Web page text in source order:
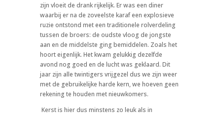
zijn vloeit de drank rijkelijk. Er was een diner
waarbij er na de zoveelste karaf een explosieve
ruzie ontstond met een traditionele rolverdeling
tussen de broers: de oudste vloog de jongste
aan en de middelste ging bemiddelen. Zoals het
hoort eigenlijk. Het kwam gelukkig dezelfde
avond nog goed en de lucht was geklaard. Dit
jaar zijn alle twintigers vrijgezel dus we zijn weer
met de gebruikelijke harde kern, we hoeven geen
rekening te houden met nieuwkomers.
Kerst is hier dus minstens zo leuk als in